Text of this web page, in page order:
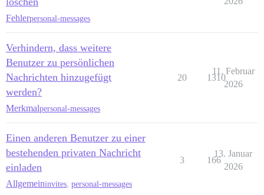
Fehlerpersonal-messages
Verhindern, dass weitere
Benutzer zu persönlichen
Nachrichten hinzugefügt
werden?
Merkmalpersonal-messages
20 1310
11. Februar
2026
Einen anderen Benutzer zu einer
bestehenden privaten Nachricht
einladen
Allgemeininvites personal-messages
3 166
13. Januar
2026